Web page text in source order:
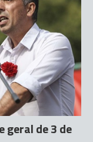
geral de 3 de